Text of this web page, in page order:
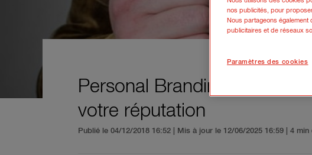
Personal Branding -
votre réputation
Publié le 04/12/2018 16:52 | Mis à jour le 12/06/2025 16:59 | 4
nos publicités, pour
Nous partageons
publicitaires et de réseaux
Paramètres des cookies